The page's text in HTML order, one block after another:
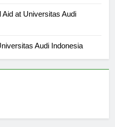
at Universitas Audi